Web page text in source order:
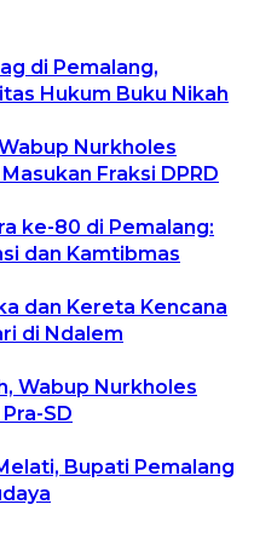
di Pemalang,
Hukum Buku Nikah
Nurkholes
Fraksi DPRD
ke-80 di Pemalang:
dan Kamtibmas
dan Kereta Kencana
di Ndalem
Wabup Nurkholes
SD
Bupati Pemalang